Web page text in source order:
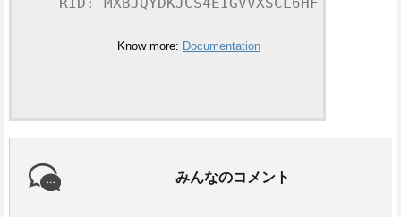
Know more: Documentation
みんなのコメント